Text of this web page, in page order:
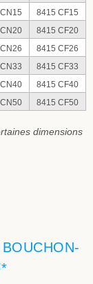
8415 CF15
8415 CF20
8415 CF26
8415 CF33
8415 CF40
8415 CF50
dimensions